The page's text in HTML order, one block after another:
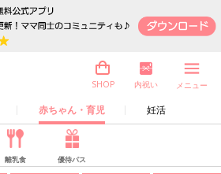
赤ちゃん・育児 妊活
SHOP 内祝い メニュー
離乳食 優待パス